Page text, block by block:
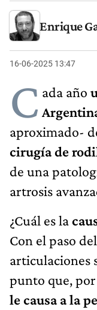
Enrique
16-06-2025 13:47
C ada año
aproximado-
cirugía de
de una
artrosis
¿Cuál es la
Con el paso
articulaciones
punto que,
le causa a la